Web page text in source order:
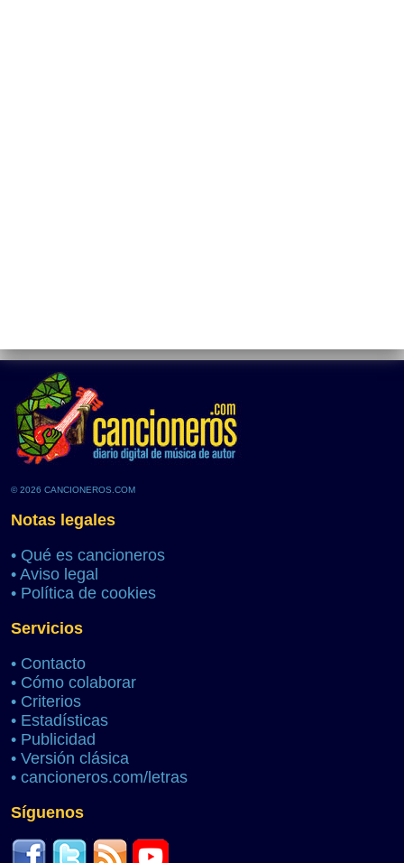
© 2026 CANCIONEROS.COM
Notas legales
• Qué es cancioneros
• Aviso legal
• Política de cookies
Servicios
• Contacto
• Cómo colaborar
• Criterios
• Estadísticas
• Publicidad
• Versión clásica
• cancioneros.com/letras
Síguenos